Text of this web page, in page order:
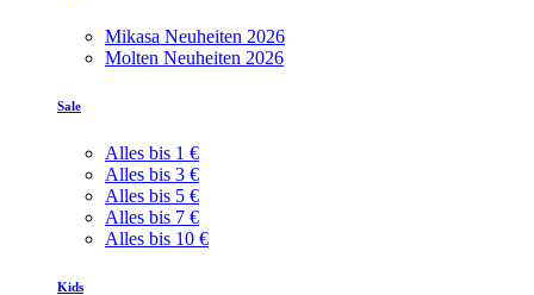
Mikasa Neuheiten 2026
Molten Neuheiten 2026
Sale
Alles bis 1 €
Alles bis 3 €
Alles bis 5 €
Alles bis 7 €
Alles bis 10 €
Kids